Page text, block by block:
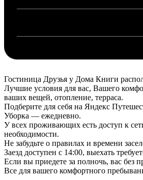
Гостиница Друзья у Дома Книги
Лучшие условия для вас, Вашего
ваших вещей, отопление, терраса.
Подберите для себя на Яндекс
Уборка — ежедневно.
У всех проживающих есть доступ к
необходимости.
Не забудьте о правилах и времени
Заезд доступен с 14:00, выехать
Если вы приедете за полночь, вас без
Все для вашего комфортного